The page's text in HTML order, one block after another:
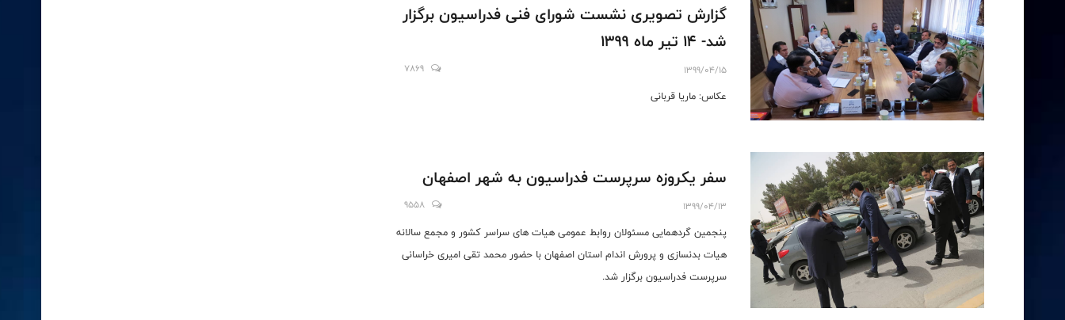
گزارش تصویری نشست شورای فنی فدراسیون برگزار
شد- 14 تیر ماه 1399
1399/04/15
7869
عکاس: ماریا قربانی
سفر یکروزه سرپرست فدراسیون به شهر اصفهان
1399/04/13
9558
پنجمین گردهمایی مسئولان روابط عمومی هیات های سراسر کشور و مجمع سالانه
هیات بدنسازی و پرورش اندام استان اصفهان با حضور محمد تقی امیری خراسانی
سرپرست فدراسیون برگزار شد.